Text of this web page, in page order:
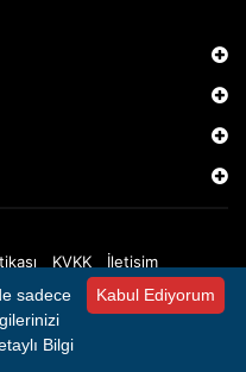
KVKK İletişim
Saklıdır.
Kabul Ediyorum
sadece
Bilgi